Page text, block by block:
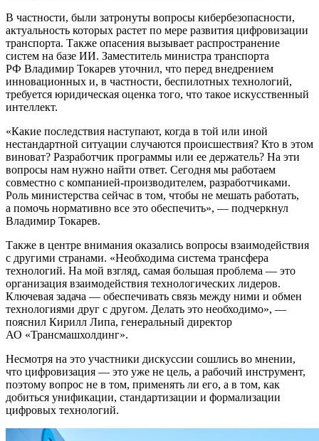
В частности, были затронуты вопросы кибербезопасности,
актуальность которых растет по мере развития цифровизации
транспорта. Также опасения вызывает распространение
систем на базе ИИ. Заместитель министра транспорта
РФ Владимир Токарев уточнил, что перед внедрением
инновационных и, в частности, беспилотных технологий,
требуется юридическая оценка того, что такое искусственный
интеллект.
«Какие последствия наступают, когда в той или иной
нестандартной ситуации случаются происшествия? Кто в этом
виноват? Разработчик программы или ее держатель? На эти
вопросы нам нужно найти ответ. Сегодня мы работаем
совместно с компанией-производителем, разработчиками.
Роль министерства сейчас в том, чтобы не мешать работать,
а помочь нормативно все это обеспечить», — подчеркнул
Владимир Токарев.
Также в центре внимания оказались вопросы взаимодействия
с другими странами. «Необходима система трансфера
технологий. На мой взгляд, самая большая проблема — это
организация взаимодействия технологических лидеров.
Ключевая задача — обеспечивать связь между ними и обмен
технологиями друг с другом. Делать это необходимо», —
пояснил Кирилл Липа, генеральный директор
АО «Трансмашхолдинг».
Несмотря на это участники дискуссии сошлись во мнении,
что цифровизация — это уже не цель, а рабочий инструмент,
поэтому вопрос не в том, применять ли его, а в том, как
добиться унификации, стандартизации и формализации
цифровых технологий.